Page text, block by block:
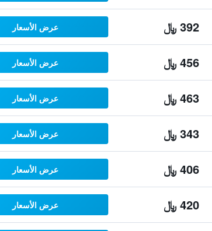
392 ﷼ عرض الأسعار
456 ﷼ عرض الأسعار
463 ﷼ عرض الأسعار
343 ﷼ عرض الأسعار
406 ﷼ عرض الأسعار
420 ﷼ عرض الأسعار